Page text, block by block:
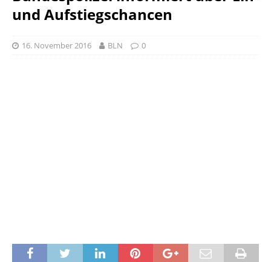
und Aufstiegschancen
16. November 2016 BLN 0